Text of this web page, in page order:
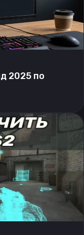
2025 по